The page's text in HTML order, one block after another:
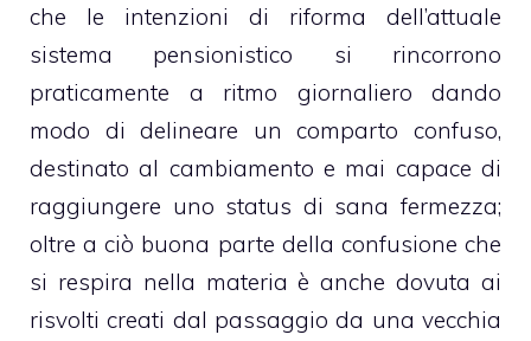
che le intenzioni di riforma dell’attuale
sistema pensionistico si rincorrono
praticamente a ritmo giornaliero dando
modo di delineare un comparto confuso,
destinato al cambiamento e mai capace di
raggiungere uno status di sana fermezza;
oltre a ciò buona parte della confusione che
si respira nella materia è anche dovuta ai
risvolti creati dal passaggio da una vecchia